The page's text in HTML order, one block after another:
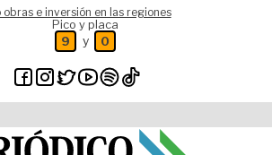
e inversión en las regiones
Pico y placa
9 y 0